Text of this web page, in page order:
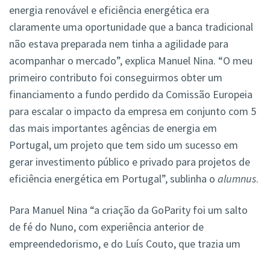
energia renovável e eficiência energética era
claramente uma oportunidade que a banca tradicional
não estava preparada nem tinha a agilidade para
acompanhar o mercado”, explica Manuel Nina. “O meu
primeiro contributo foi conseguirmos obter um
financiamento a fundo perdido da Comissão Europeia
para escalar o impacto da empresa em conjunto com 5
das mais importantes agências de energia em
Portugal, um projeto que tem sido um sucesso em
gerar investimento público e privado para projetos de
eficiência energética em Portugal”, sublinha o alumnus.
Para Manuel Nina “a criação da GoParity foi um salto
de fé do Nuno, com experiência anterior de
empreendedorismo, e do Luís Couto, que trazia um